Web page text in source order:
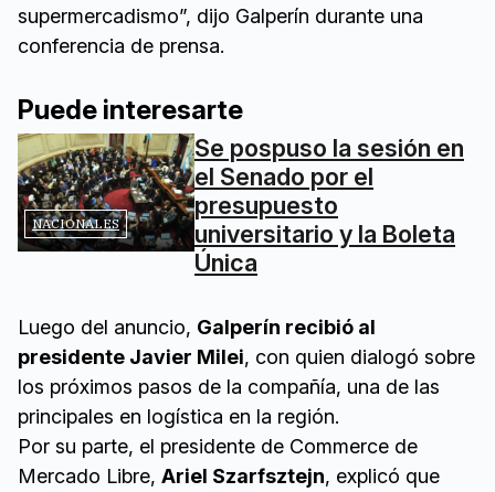
supermercadismo”, dijo Galperín durante una
conferencia de prensa.
Puede interesarte
NACIONALES
Se pospuso la sesión en
el Senado por el
presupuesto
universitario y la Boleta
Única
Luego del anuncio, Galperín recibió al
presidente Javier Milei, con quien dialogó sobre
los próximos pasos de la compañía, una de las
principales en logística en la región.
Por su parte, el presidente de Commerce de
Mercado Libre, Ariel Szarfsztejn, explicó que